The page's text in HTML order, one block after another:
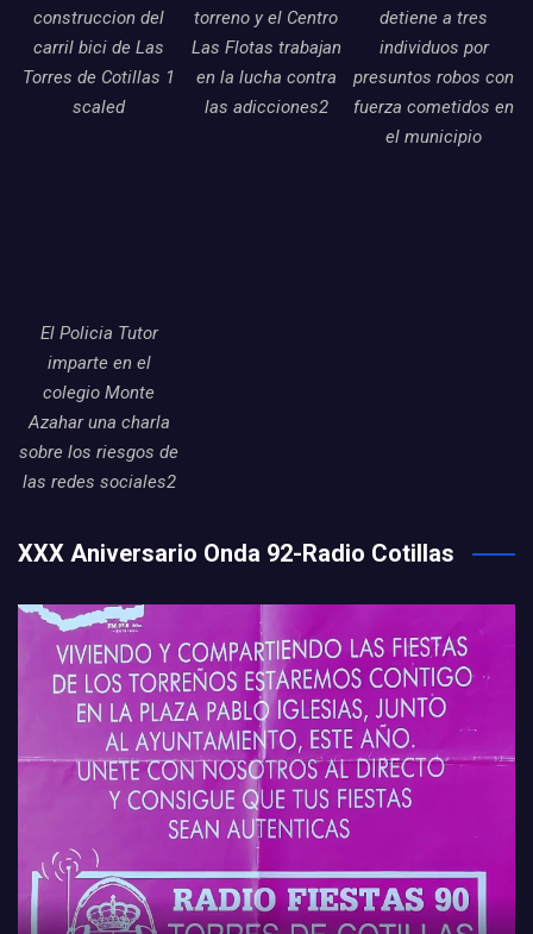
construccion del
carril bici de Las
Torres de Cotillas 1
scaled
torreno y el Centro
Las Flotas trabajan
en la lucha contra
las adicciones2
detiene a tres
individuos por
presuntos robos con
fuerza cometidos en
el municipio
El Policia Tutor
imparte en el
colegio Monte
Azahar una charla
sobre los riesgos de
las redes sociales2
XXX Aniversario Onda 92-Radio Cotillas